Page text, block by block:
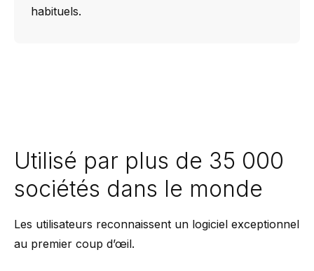
habituels.
Utilisé par plus de 35 000
sociétés dans le monde
Les utilisateurs reconnaissent un logiciel exceptionnel
au premier coup d’œil.